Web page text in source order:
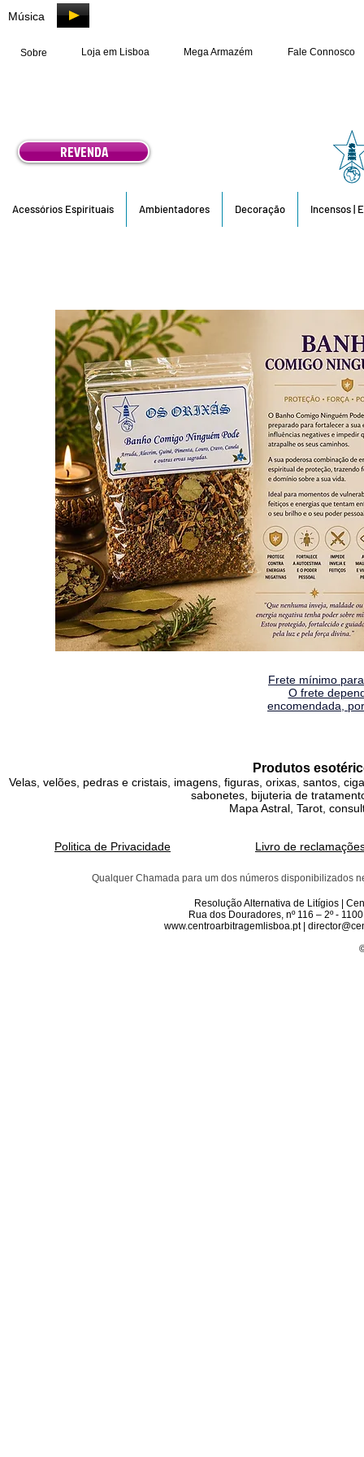
Música
Sobre Loja em Lisboa Mega Armazém Fale Connosco
REVENDA
Acessórios Espirituais Ambientadores Decoração Incensos |
Frete mínimo
O frete
encomendada,
Produtos
Velas, velões, pedras e cristais, imagens, figuras, orixas, santos,
sabonetes, bijuteria de
Mapa Astral, Tarot,
Politica de Privacidade Livro de
Qualquer Chamada para um dos números disponibilizados
Resolução Alternativa de Litígios |
Rua dos Douradores, nº 116 – 2º -
www.centroarbitragemlisboa.pt |